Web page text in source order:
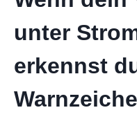
unter
erkennst